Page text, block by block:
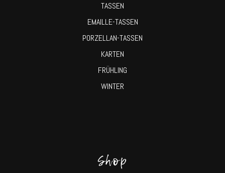
TASSEN
EMAILLE-TASSEN
PORZELLAN-TASSEN
KARTEN
FRÜHLING
WINTER
Shop